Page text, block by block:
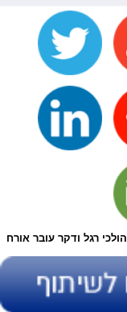
איטליה: נהג דרס לפחות 12 הולכי רגל ודקר עובר אורח